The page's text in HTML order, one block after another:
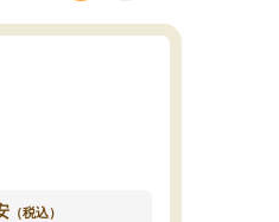
（税込）